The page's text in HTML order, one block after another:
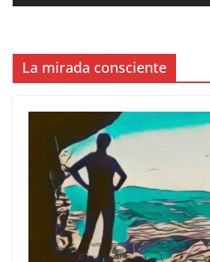
La mirada consciente